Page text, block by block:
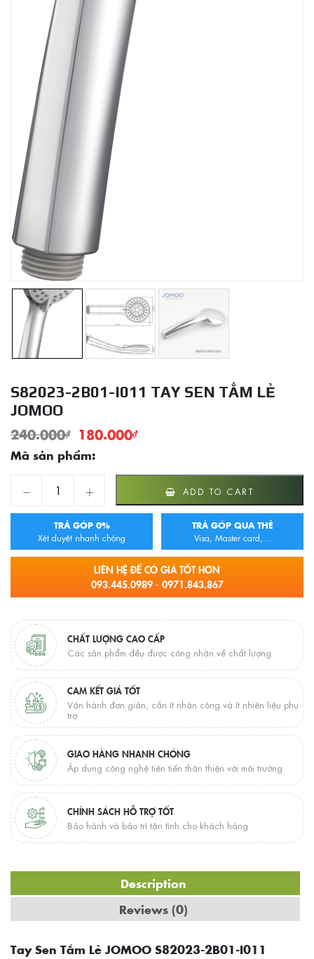
S82023-2B01-I011 TAY SEN TẮM LẺ
JOMOO
240.000₫ 180.000₫
Mã sản phẩm:
S82023-2B01-I011 Tay Sen Tắm Lẻ JOMOO quantity
ADD TO CART
TRẢ GÓP 0%
Xét duyệt nhanh chóng
TRẢ GÓP QUA THẺ
Visa, Master card,...
LIÊN HỆ ĐỂ CÓ GIÁ TỐT HƠN
093.445.0989 - 0971.843.867
CHẤT LƯỢNG CAO CẤP
Các sản phẩm đều được công nhận về chất lượng
CAM KẾT GIÁ TỐT
Vận hành đơn giản, cần ít nhân công và ít nhiên liệu phụ
trợ
GIAO HÀNG NHANH CHÓNG
Áp dụng công nghệ tiên tiến thân thiện với môi trường
CHÍNH SÁCH HỖ TRỢ TỐT
Bảo hành và bảo trì tận tình cho khách hàng
Description
Reviews (0)
Tay Sen Tắm Lẻ JOMOO S82023-2B01-I011